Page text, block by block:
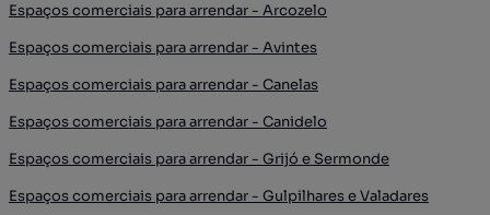
Espaços comerciais para arrendar - Arcozelo
Espaços comerciais para arrendar - Avintes
Espaços comerciais para arrendar - Canelas
Espaços comerciais para arrendar - Canidelo
Espaços comerciais para arrendar - Grijó e Sermonde
Espaços comerciais para arrendar - Gulpilhares e Valadares